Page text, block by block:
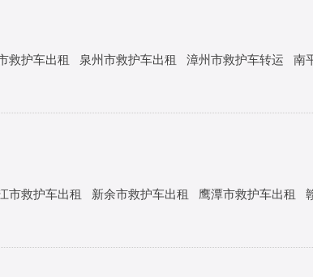
救护车出租 泉州市救护车出租 漳州市救护车转运 南
市救护车出租 新余市救护车出租 鹰潭市救护车出租